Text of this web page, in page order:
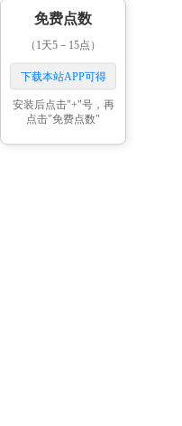
免费点数
（1天5－15点）
下载本站APP可得
安装后点击"+"号，再
点击"免费点数"